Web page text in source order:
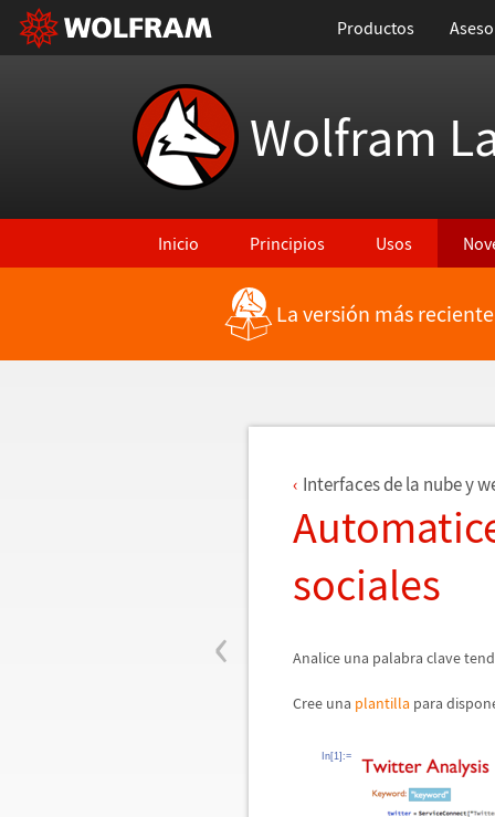
Productos
Wolfram
Inicio Principios Usos
Regresar a Características más recientes
La versión más
‹
Interfaces de la nube y
sociales
Analice una palabra clave
Cree una plantilla para
In[1]:=